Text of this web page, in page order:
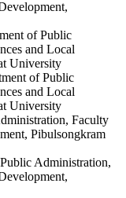
of Public
and Local
University
of Public
and Local
University
Faculty
Pibulsongkram
Administration,